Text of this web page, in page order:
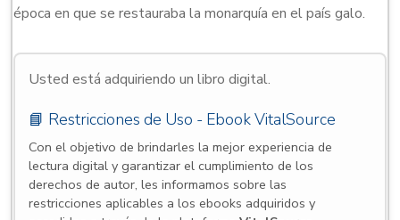
época en que se restauraba la monarquía en el país galo.
Usted está adquiriendo un libro digital.
📘 Restricciones de Uso - Ebook VitalSource
Con el objetivo de brindarles la mejor experiencia de
lectura digital y garantizar el cumplimiento de los
derechos de autor, les informamos sobre las
restricciones aplicables a los ebooks adquiridos y